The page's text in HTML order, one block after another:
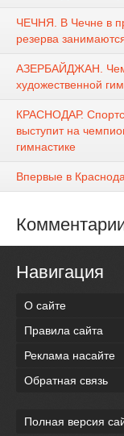
ЧЕЧНЯ. В Чечне в
резерва
АЗЕРБАЙДЖАН.
художественной
КРАСНОДАР.
выступит на
гимнастике
Впервые в
Навигация
О сайте
Правила сайта
Реклама насайте
Обратная связь
Полная версия